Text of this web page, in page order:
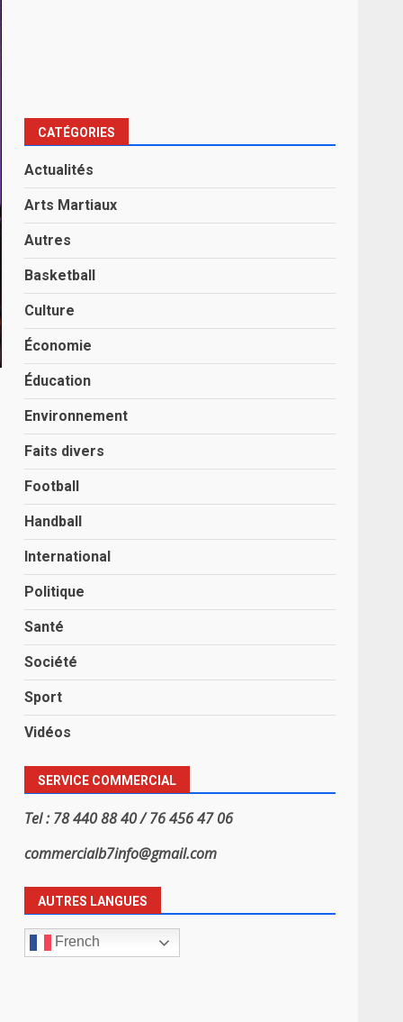
CATÉGORIES
Actualités
Arts Martiaux
Autres
Basketball
Culture
Économie
Éducation
Environnement
Faits divers
Football
Handball
International
Politique
Santé
Société
Sport
Vidéos
SERVICE COMMERCIAL
Tel : 78 440 88 40 / 76 456 47 06
commercialb7info@gmail.com
AUTRES LANGUES
French